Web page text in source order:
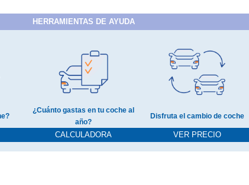
HERRAMIENTAS DE AYUDA
¿Cuánto gastas en tu coche al
año?
CALCULADORA VER PRECIO